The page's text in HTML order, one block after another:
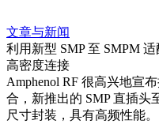
文章与新闻
利用新型 SMP 至 SMPM
高密度连接
Amphenol RF 很高兴地宣
合，新推出的 SMP 直插头
尺寸封装，具有高频性能。